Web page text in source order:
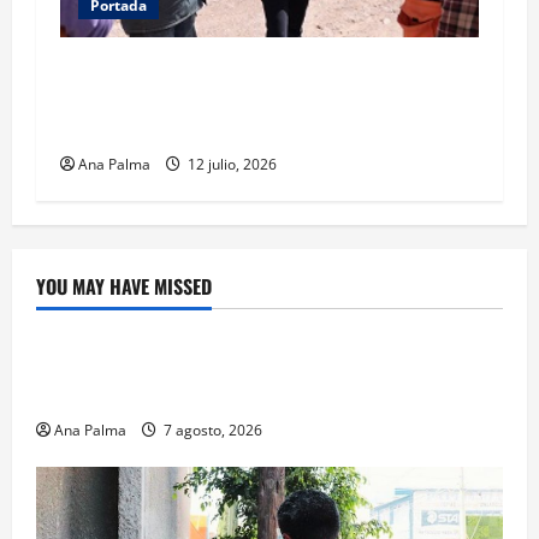
Portada
Ana Palma 12 julio, 2026
YOU MAY HAVE MISSED
Educación
Ana Palma 7 agosto, 2026